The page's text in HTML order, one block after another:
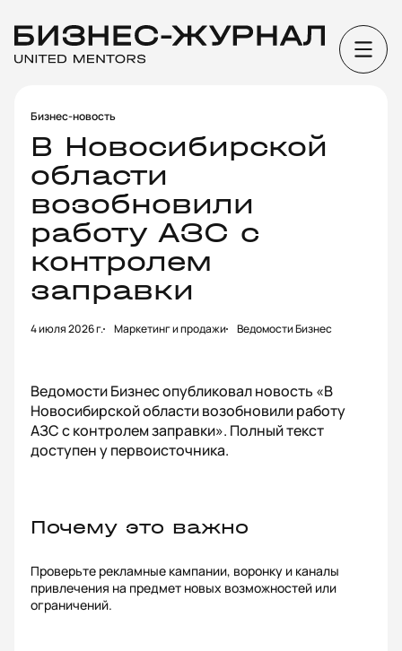
Бизнес-новость
В Новосибирской
области
возобновили
работу АЗС с
контролем
заправки
4 июля 2026 г. Маркетинг и продажи Ведомости Бизнес
Ведомости Бизнес опубликовал новость «В
Новосибирской области возобновили работу
АЗС с контролем заправки». Полный текст
доступен у первоисточника.
Почему это важно
Проверьте рекламные кампании, воронку и каналы
привлечения на предмет новых возможностей или
ограничений.